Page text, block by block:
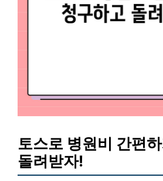
토스로 병원비 간편
돌려받자!